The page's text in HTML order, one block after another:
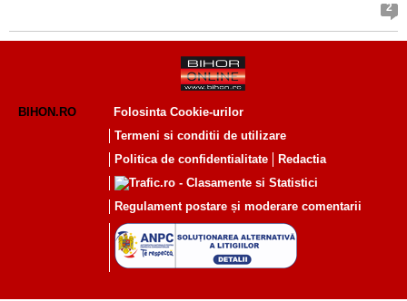
2
BIHON.RO
Folosinta Cookie-urilor
Termeni si conditii de utilizare
Politica de confidentialitate
Redactia
Regulament postare și moderare comentarii